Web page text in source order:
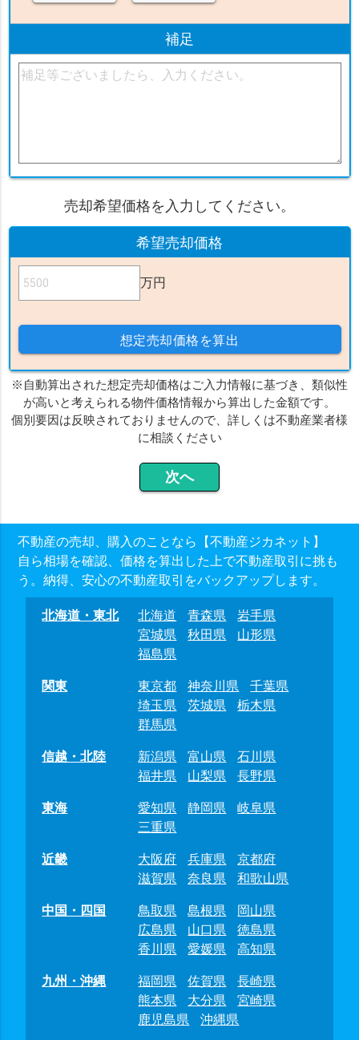
補足
売却希望価格を入力してください。
希望売却価格
万円
想定売却価格を算出
※自動算出された想定売却価格はご入力情報に基づき、類似性
が高いと考えられる物件価格情報から算出した金額です。
個別要因は反映されておりませんので、詳しくは不動産業者様
に相談ください
不動産の売却、購入のことなら【不動産ジカネット】
自ら相場を確認、価格を算出した上で不動産取引に挑も
う。納得、安心の不動産取引をバックアップします。
北海道・東北 北海道 青森県
岩手県
宮城県
秋田県
山形県
福島県
関東
東京都 神奈川県
千葉県
埼玉県
茨城県
栃木県
群馬県
信越・北陸
新潟県 富山県
石川県
福井県
山梨県
長野県
東海
愛知県 静岡県
岐阜県
三重県
近畿
大阪府 兵庫県
京都府
滋賀県
奈良県
和歌山県
中国・四国
鳥取県 島根県
岡山県
広島県
山口県
徳島県
香川県
愛媛県
高知県
九州・沖縄
福岡県 佐賀県
長崎県
熊本県
大分県
宮崎県
鹿児島県
沖縄県